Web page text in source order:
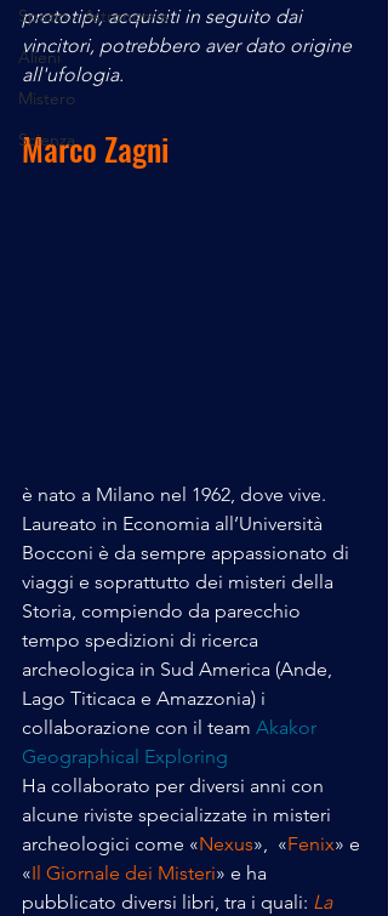
Spazio - Astronomia
Alieni
Mistero
Scienza
prototipi, acquisiti in seguito dai
vincitori, potrebbero aver dato origine
all'ufologia.
Marco Zagni
è nato a Milano nel 1962, dove vive.
Laureato in Economia all’Università
Bocconi è da sempre appassionato di
viaggi e soprattutto dei misteri della
Storia, compiendo da parecchio
tempo spedizioni di ricerca
archeologica in Sud America (Ande,
Lago Titicaca e Amazzonia) i
collaborazione con il team Akakor
Geographical Exploring
Ha collaborato per diversi anni con
alcune riviste specializzate in misteri
archeologici come «Nexus»,  «Fenix» e
«Il Giornale dei Misteri» e ha
pubblicato diversi libri, tra i quali: La